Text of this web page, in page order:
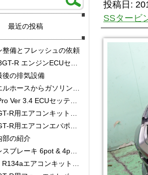
投稿日:
SSタービ
最近の投稿
備とフレッシュの依頼
エンジンECUセッティング調整
の排気設備
ホースからガソリン漏れ
Ver 3.4 ECUセッティング
エアコンキット新発売！！
アコンエバポレーターを新発売！！
の紹介
ーキ 6pot & 4potオーバーホール
エアコンキットタイプⅡ取り付け